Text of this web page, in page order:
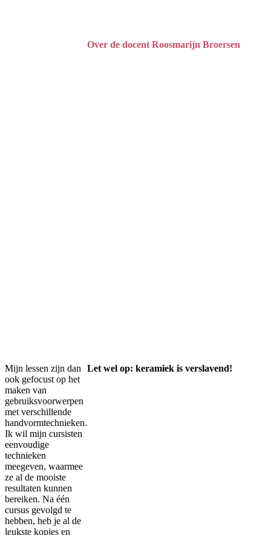
Over de docent Roosmarijn Broersen
Mijn lessen zijn dan
ook gefocust op het
maken van
gebruiksvoorwerpen
met verschillende
handvormtechnieken.
Ik wil mijn cursisten
eenvoudige
technieken
meegeven, waarmee
ze al de mooiste
resultaten kunnen
bereiken. Na één
cursus gevolgd te
hebben, heb je al de
leukste kopjes en
Let wel op: keramiek is verslavend!